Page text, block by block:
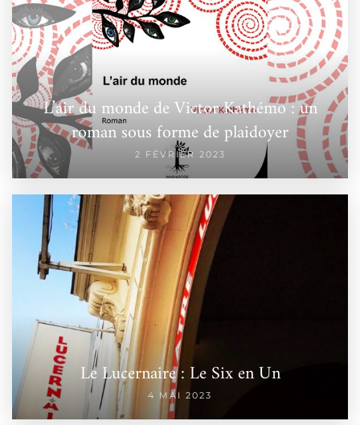
L’air du monde de Victor Kathémo : un
roman sous forme de plaidoyer
2 FÉVRIER 2023
Le Lucernaire : Le Six en Un
4 MAI 2023